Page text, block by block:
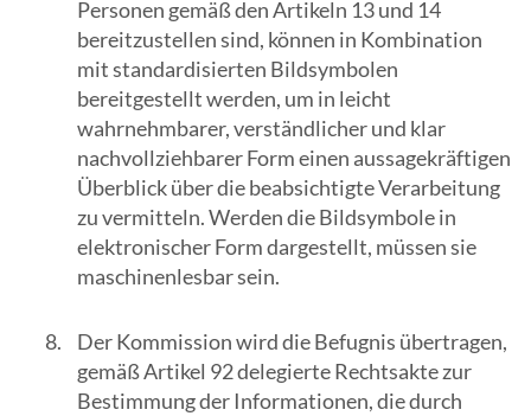
Personen gemäß den Artikeln 13 und 14
bereitzustellen sind, können in Kombination
mit standardisierten Bildsymbolen
bereitgestellt werden, um in leicht
wahrnehmbarer, verständlicher und klar
nachvollziehbarer Form einen aussagekräftigen
Überblick über die beabsichtigte Verarbeitung
zu vermitteln. Werden die Bildsymbole in
elektronischer Form dargestellt, müssen sie
maschinenlesbar sein.
Der Kommission wird die Befugnis übertragen,
gemäß Artikel 92 delegierte Rechtsakte zur
Bestimmung der Informationen, die durch